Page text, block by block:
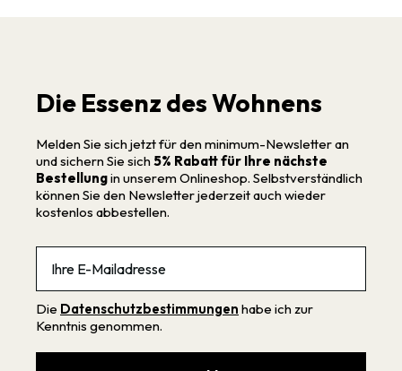
Die Essenz des Wohnens
Melden Sie sich jetzt für den minimum-Newsletter an
und sichern Sie sich 5% Rabatt für Ihre nächste
Bestellungin unserem Onlineshop. Selbstverständlich
können Sie den Newsletter jederzeit auch wieder
kostenlos abbestellen.
Die Datenschutzbestimmungen habe ich zur
Kenntnis genommen.